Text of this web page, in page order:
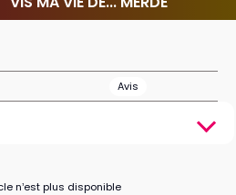
Avis
n’est plus disponible